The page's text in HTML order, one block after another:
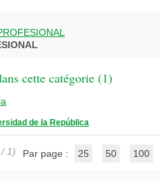
cette catégorie (1)
de la República
1) Par page : 25 50 100